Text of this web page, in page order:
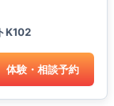
K102
体験・相談予約